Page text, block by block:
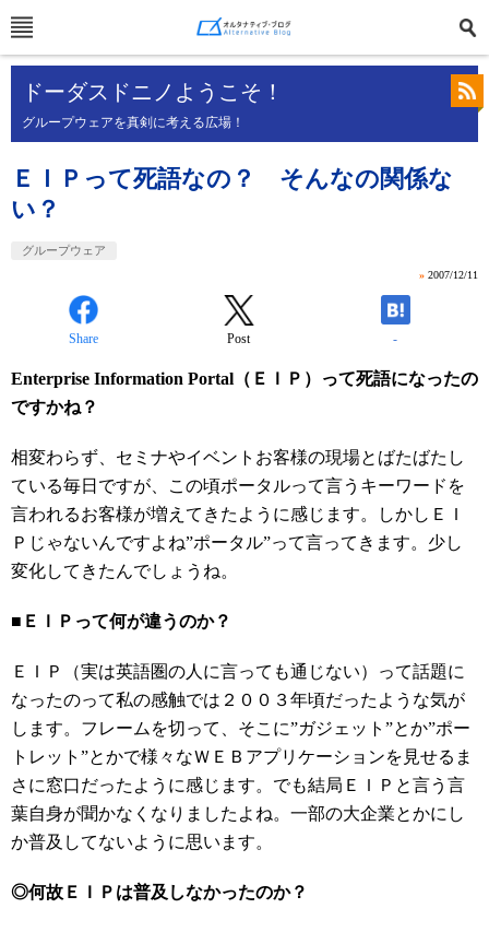
ドーダスドニノようこそ！
グループウェアを真剣に考える広場！
ＥＩＰって死語なの？ そんなの関係な
い？
グループウェア
» 2007/12/11
Share Post -
Enterprise Information Portal（ＥＩＰ）って死語になったの
ですかね？
相変わらず、セミナやイベントお客様の現場とばたばたし
ている毎日ですが、この頃ポータルって言うキーワードを
言われるお客様が増えてきたように感じます。しかしＥＩ
Ｐじゃないんですよね”ポータル”って言ってきます。少し
変化してきたんでしょうね。
■ ＥＩＰって何が違うのか？
ＥＩＰ（実は英語圏の人に言っても通じない）って話題に
なったのって私の感触では２００３年頃だったような気が
します。フレームを切って、そこに”ガジェット”とか”ポー
トレット”とかで様々なＷＥＢアプリケーションを見せるま
さに窓口だったように感じます。でも結局ＥＩＰと言う言
葉自身が聞かなくなりましたよね。一部の大企業とかにし
か普及してないように思います。
◎何故ＥＩＰは普及しなかったのか？